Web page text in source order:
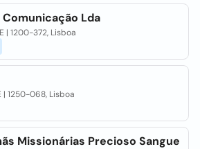
Lda
| 1200-372, Lisboa
| 1250-068, Lisboa
Missionárias Precioso Sangue